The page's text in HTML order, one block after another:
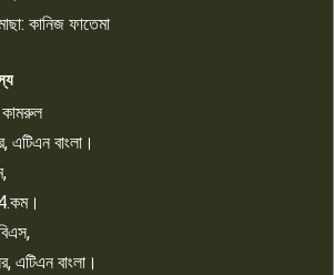
চাঁদাবাজি ও হয়রানির অভিযোগ
কানিজ ফাতেমা
এটিএন বাংলা।
এটিএন বাংলা।